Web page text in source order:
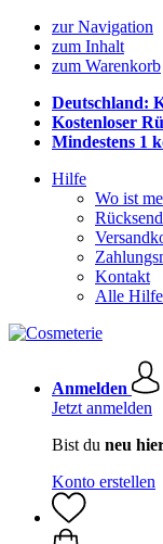
zur Navigation
zum Inhalt
zum Warenkorb
Deutschland:
Kostenloser
Mindestens 1
Hilfe
Wo ist
Kontakt
Alle
Anmelden
Jetzt anmelden
Bist du neu
Konto erstellen